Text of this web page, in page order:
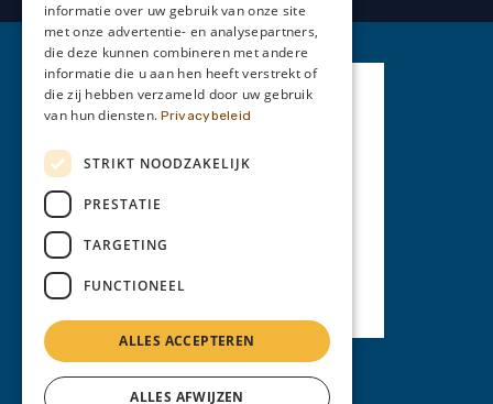
Privacy Policy
informatie over uw gebruik van onze site
met onze advertentie- en analysepartners,
die deze kunnen combineren met andere
informatie die u aan hen heeft verstrekt of
die zij hebben verzameld door uw gebruik
van hun diensten. Privacybeleid
STRIKT NOODZAKELIJK
PRESTATIE
TARGETING
FUNCTIONEEL
ALLES ACCEPTEREN
ALLES AFWIJZEN